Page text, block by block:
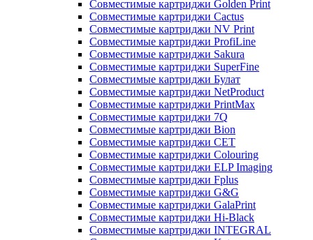
Совместимые картриджи Golden Print
Совместимые картриджи Cactus
Совместимые картриджи NV Print
Совместимые картриджи ProfiLine
Совместимые картриджи Sakura
Совместимые картриджи SuperFine
Совместимые картриджи Булат
Совместимые картриджи NetProduct
Совместимые картриджи PrintMax
Совместимые картриджи 7Q
Совместимые картриджи Bion
Совместимые картриджи CET
Совместимые картриджи Colouring
Совместимые картриджи ELP Imaging
Совместимые картриджи Fplus
Совместимые картриджи G&G
Совместимые картриджи GalaPrint
Совместимые картриджи Hi-Black
Совместимые картриджи INTEGRAL